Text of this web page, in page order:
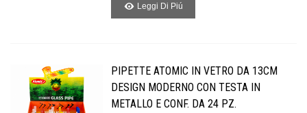
Leggi Di Piú
PIPETTE ATOMIC IN VETRO DA 13CM
DESIGN MODERNO CON TESTA IN
METALLO E CONF. DA 24 PZ.